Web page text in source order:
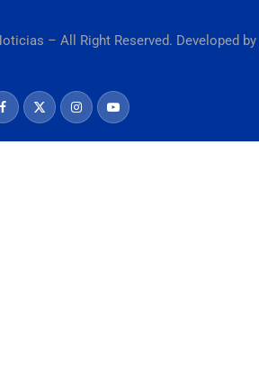
– All Right Reserved. Developed by